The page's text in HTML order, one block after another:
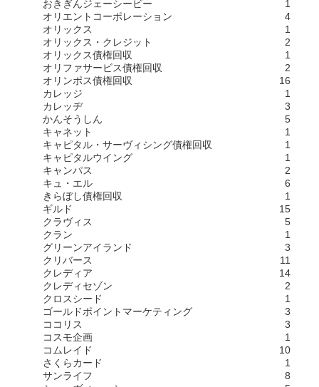
おきぎんジェーシービー
1
オリエントコーポレーション
4
オリックス
1
オリックス・クレジット
2
オリックス債権回収
1
オリファサービス債権回収
2
オリンポス債権回収
16
カレッジ
1
カレッヂ
3
かんそうしん
5
キャネット
1
キャピタル・サーヴィシング債権回収
1
キャピタルウイング
1
キャンパス
2
キュ・エル
6
きらぼし債権回収
1
ギルド
15
クラヴィス
5
クラン
1
グリーンアイランド
3
クリバース
11
クレディア
14
クレディセゾン
2
クロスシード
1
ゴールドポイントマーケティング
3
ココリス
3
コスモ企画
1
コムレイド
10
さくらカード
1
サンライフ
8